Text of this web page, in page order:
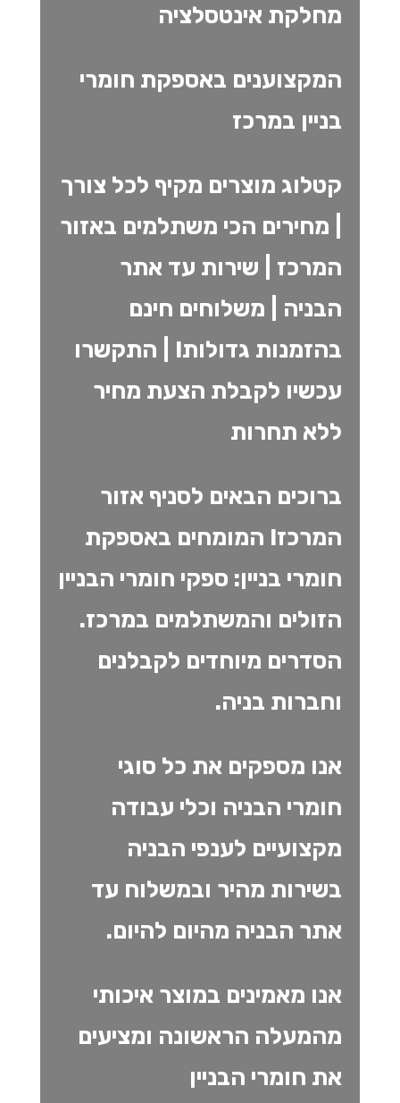
מחלקת אינטסלציה
המקצוענים באספקת חומרי
בניין במרכז
קטלוג מוצרים מקיף לכל צורך
| מחירים הכי משתלמים באזור
המרכז | שירות עד אתר
הבניה | משלוחים חינם
בהזמנות גדולות! | התקשרו
עכשיו לקבלת הצעת מחיר
ללא תחרות
ברוכים הבאים לסניף אזור
המרכז! המומחים באספקת
חומרי בניין: ספקי חומרי הבניין
הזולים והמשתלמים במרכז.
הסדרים מיוחדים לקבלנים
וחברות בניה.
אנו מספקים את כל סוגי
חומרי הבניה וכלי עבודה
מקצועיים לענפי הבניה
בשירות מהיר ובמשלוח עד
אתר הבניה מהיום להיום.
אנו מאמינים במוצר איכותי
מהמעלה הראשונה ומציעים
את חומרי הבניין